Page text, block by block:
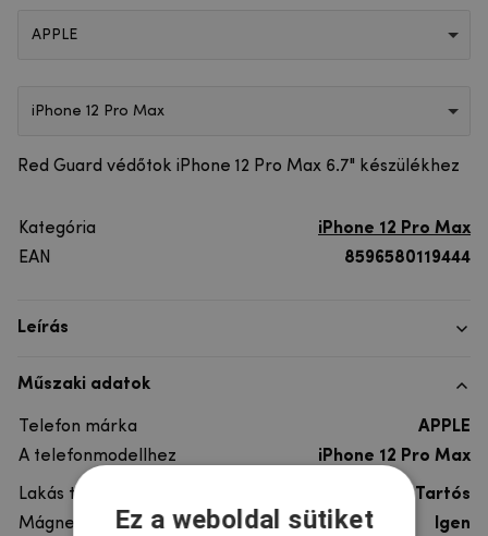
APPLE
iPhone 12 Pro Max
Red Guard védőtok iPhone 12 Pro Max 6.7" készülékhez
Kategória
iPhone 12 Pro Max
EAN
8596580119444
Leírás
Műszaki adatok
Telefon márka
APPLE
A telefonmodellhez
iPhone 12 Pro Max
Lakás típusa
Tartós
Mágneses tartókhoz
Igen
Ez a weboldal sütiket